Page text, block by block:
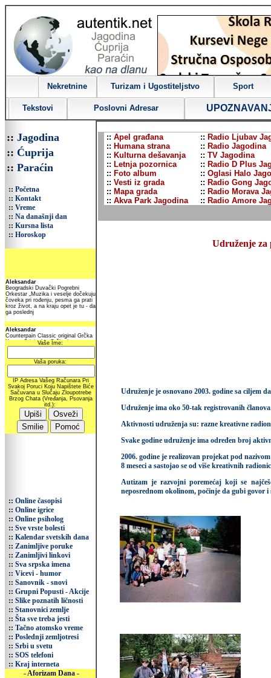
Nekretnine Turizam i Ugostiteljstvo Sport
Tekstovi Poslovni Adresar
:: Jagodina
:: Ćuprija
:: Paraćin
:: Početna
:: Kontakt
:: Vreme
:: Na današnji dan
:: Kursna lista
:: Horoskop
:: Online časopisi
:: Online igrice
:: Online psiholog
:: Sve vrste bolesti
:: Kalendar svetskih dana
:: Zanimljive poruke
:: Zanimljivi linkovi
:: Sva srpska imena
:: Vicevi - humor
:: Sanovnik - snovi
:: Grupni Popusti - Akcije
:: Slike poznatih ličnosti
:: Stanovnici zemlje
:: Šta sve treba jesti
:: Tačno atomsko vreme
:: Poslednji zemljotresi
:: Srbi u svetu
:: SOS telefoni
:: Kraj interneta
- Aforizam Dana -
:: Apel građana :: Radio Ljubav
:: Humana strana :: Radio Jagodina
:: Kulturna dešavanja :: TV Jagodina
:: Letnja pozornica :: Radio D Plus
:: Foto album :: Oglasi Halo
:: Vesti iz grada :: Radio Gong
:: Mapa grada :: Radio Morava
:: Akva Park Jagodina :: Radio Amore
Udruženje za
Udruženje je osnovano 2003. godine sa ciljem
Udruženje ima oko 50-tak registrovanih
Aktivnosti udruženja su: razne kreativne
Svake godine udruženje ima određen broj
2006. godine je realizovan projekat pod
8 meseci a sastojao se od više kreativnih
Autizam je razvojni poremećaj koji se
neposrednom okolinom, počinje da gubi govor